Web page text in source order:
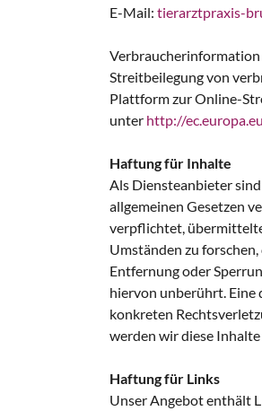
E-Mail: tierarztpraxis-
Streitbeilegung von
Plattform zur Online-
unter http://
Haftung für Inhalte
Als Diensteanbieter
allgemeinen Gesetzen
verpflichtet,
Umständen zu
Entfernung oder
hiervon unberührt. Eine
konkreten
werden wir diese
Haftung für Links
Unser Angebot enthält